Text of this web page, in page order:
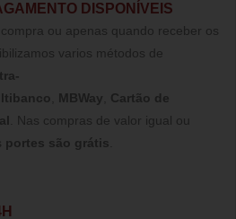
DISPONÍVEIS
ou apenas quando receber os
varios métodos de
MBWay
Cartão de
Nas compras de valor igual ou
portes são grátis